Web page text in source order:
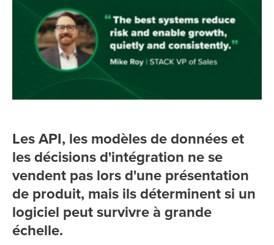
Les API, les modèles de données et
les décisions d'intégration ne se
vendent pas lors d'une présentation
de produit, mais ils déterminent si un
logiciel peut survivre à grande
échelle.